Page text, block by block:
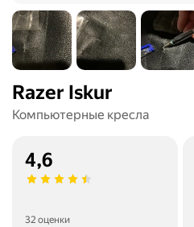
Razer Iskur
Компьютерные кресла
4,6
32 оценки